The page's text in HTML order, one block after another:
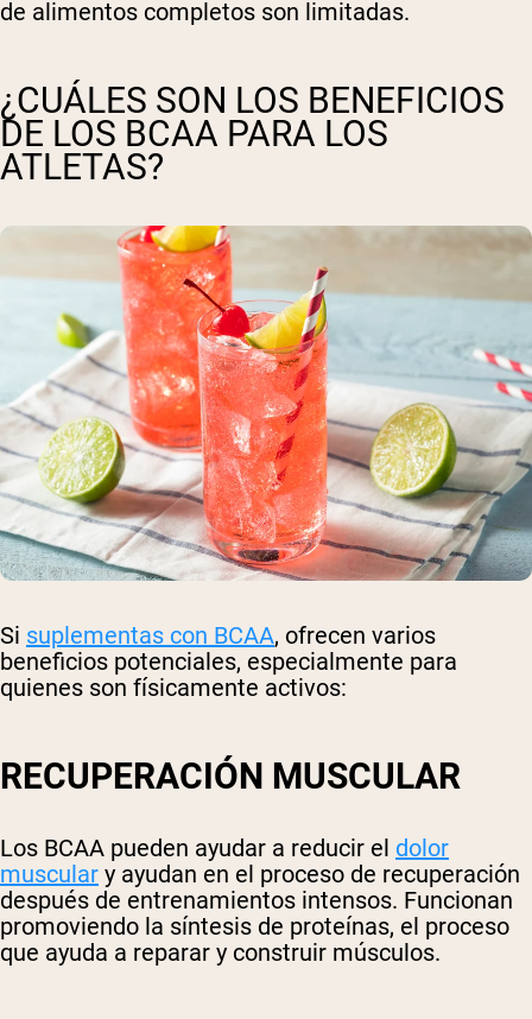
de alimentos completos son limitadas.
¿CUÁLES SON LOS BENEFICIOS
DE LOS BCAA PARA LOS
ATLETAS?
Si suplementas con BCAA, ofrecen varios
beneficios potenciales, especialmente para
quienes son físicamente activos:
RECUPERACIÓN MUSCULAR
Los BCAA pueden ayudar a reducir el dolor
muscular y ayudan en el proceso de recuperación
después de entrenamientos intensos. Funcionan
promoviendo la síntesis de proteínas, el proceso
que ayuda a reparar y construir músculos.